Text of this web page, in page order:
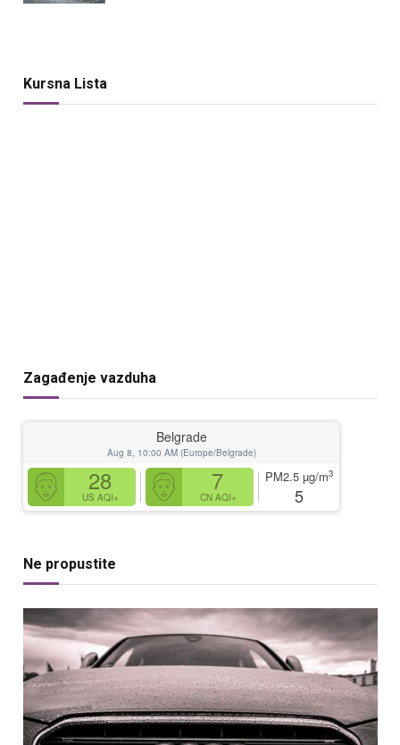
Kursna Lista
Zagađenje vazduha
Belgrade
Aug 8, 10:00 AM (Europe/Belgrade)
28
US AQI+
7
CN AQI+
PM2.5 µg/m3
5
Ne propustite